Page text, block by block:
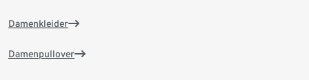
Damenkleider
Damenpullover